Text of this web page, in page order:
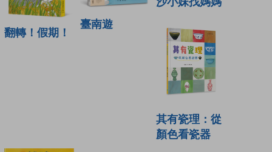
翻轉！假期！
臺南遊
其有瓷理：從
顏色看瓷器